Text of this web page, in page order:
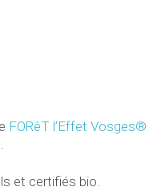
FORêT l’Effet Vosges®
et certifiés bio.